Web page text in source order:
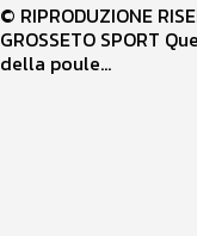
© RIPRODUZIONE
GROSSETO SPORT
della poule...